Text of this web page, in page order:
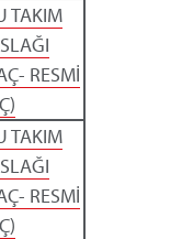
TAKIM
RESMİ
TAKIM
RESMİ